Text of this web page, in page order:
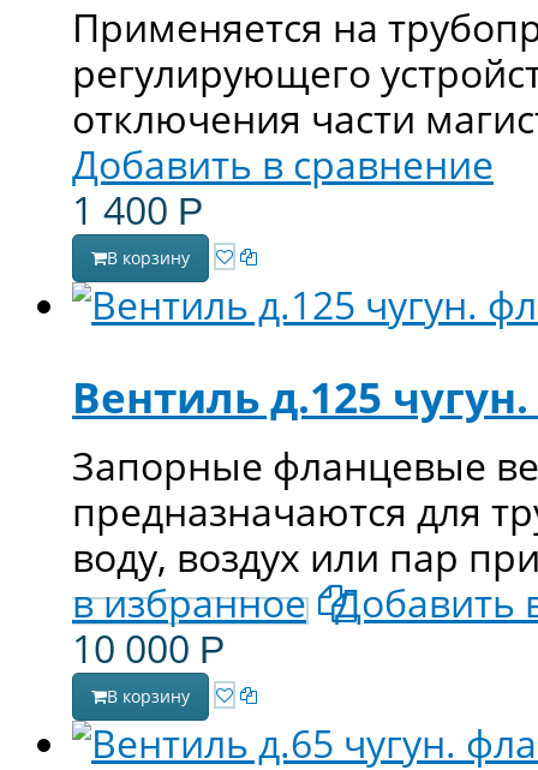
Применяется на
регулирующего
отключения части
Добавить в сравнение
1 400 Р
В корзину
Вентиль д.125
Запорные фланцевые
предназначаются для
воду, воздух или пар
в избранное Добавить
10 000 Р
В корзину